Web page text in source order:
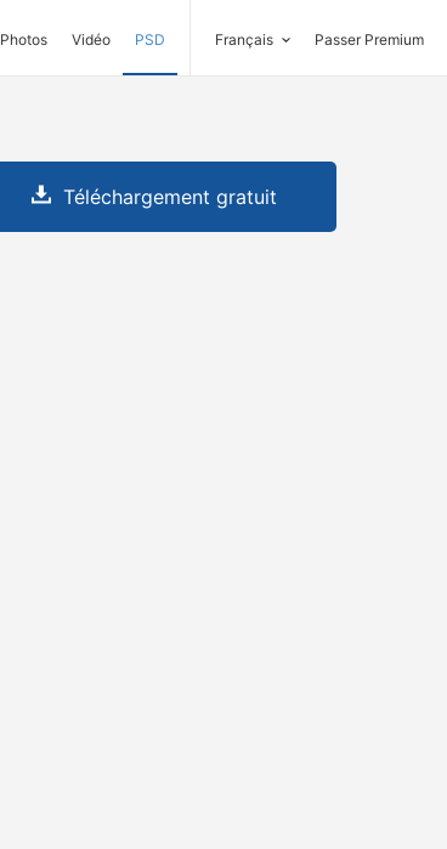
Photos Vidéo PSD Français Passer Premium
Téléchargement gratuit